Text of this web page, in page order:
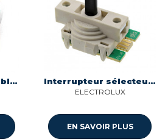
Bouton inox pour table de cuisson Electrolux 807383321 Interrupteur sélecteur Rotatif
ELECTROLUX
EN SAVOIR PLUS